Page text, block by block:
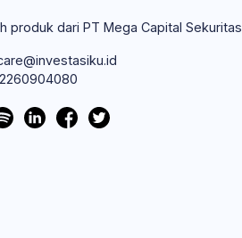
produk dari PT Mega Capital Sekuritas